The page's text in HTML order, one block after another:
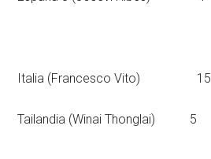
Italia (Francesco Vito) 15
Tailandia (Winai Thonglai) 5